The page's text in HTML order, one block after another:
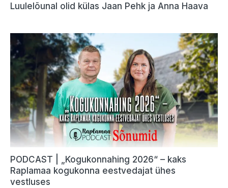
Luulelõunal olid külas Jaan Pehk ja Anna Haava
PODCAST | „Kogukonnahing 2026“ – kaks
Raplamaa kogukonna eestvedajat ühes
vestluses